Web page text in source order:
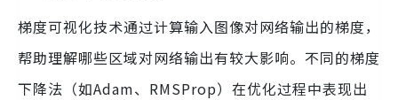
梯度可视化技术通过计算输入图像对网络输出的梯度，
帮助理解哪些区域对网络输出有较大影响。不同的梯度
下降法（如Adam、RMSProp）在优化过程中表现出